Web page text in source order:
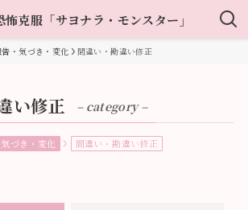
怖克服「サヨナラ・モンスター」
・気づき・変化 間違い・勘違い修正
い修正 – category –
づき・変化 間違い・勘違い修正